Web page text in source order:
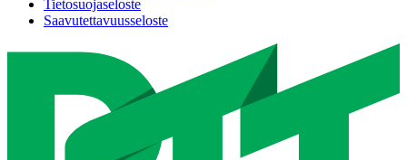
Tietosuojaseloste
Saavutettavuusseloste